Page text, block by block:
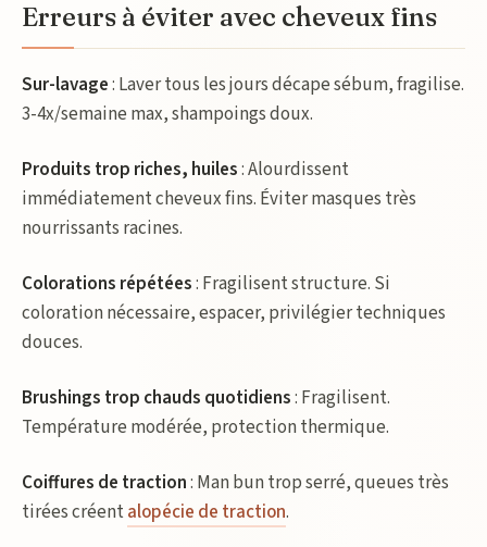
Erreurs à éviter avec cheveux fins
Sur-lavage: Laver tous les jours décape sébum, fragilise.
3-4x/semaine max, shampoings doux.
Produits trop riches, huiles: Alourdissent
immédiatement cheveux fins. Éviter masques très
nourrissants racines.
Colorations répétées: Fragilisent structure. Si
coloration nécessaire, espacer, privilégier techniques
douces.
Brushings trop chauds quotidiens: Fragilisent.
Température modérée, protection thermique.
Coiffures de traction: Man bun trop serré, queues très
tirées créentalopécie de traction.